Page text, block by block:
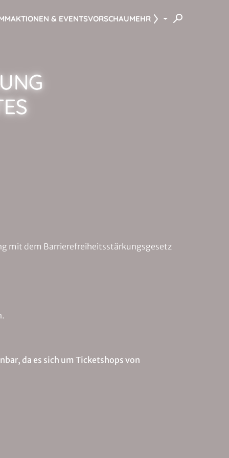
AKTIONEN & EVENTSVORSCHAUMEHR
mit dem Barrierefreiheitsstärkungsgesetz
da es sich um Ticketshops von